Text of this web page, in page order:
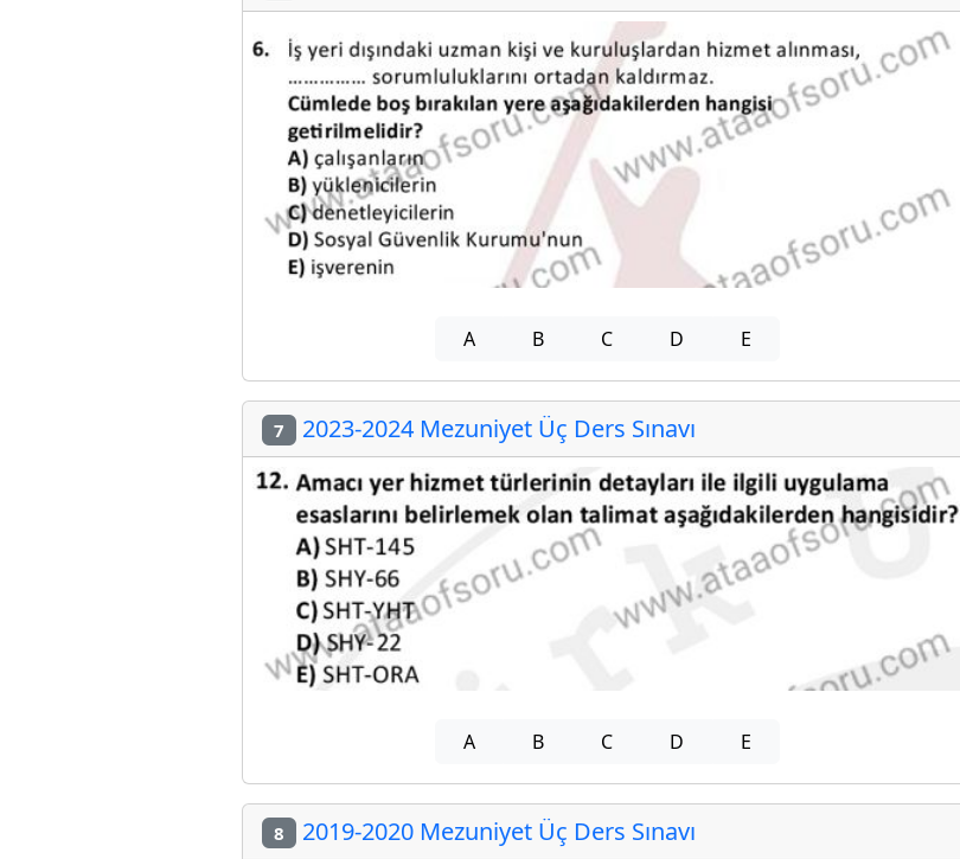
A B C D E
7 2023-2024 Mezuniyet Üç Ders Sınavı
A B C D E
8 2019-2020 Mezuniyet Üç Ders Sınavı